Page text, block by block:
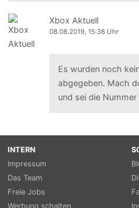
Xbox Aktuell
08.08.2019, 15:38 Uhr
Es wurden noch
abgegeben. Mach
und sei die Nummer
INTERN
Impressum
Das Team
Freie Jobs
Werbung schalten